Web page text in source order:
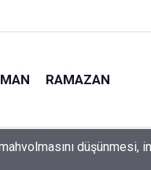
RAMAZAN
yukarıda tut